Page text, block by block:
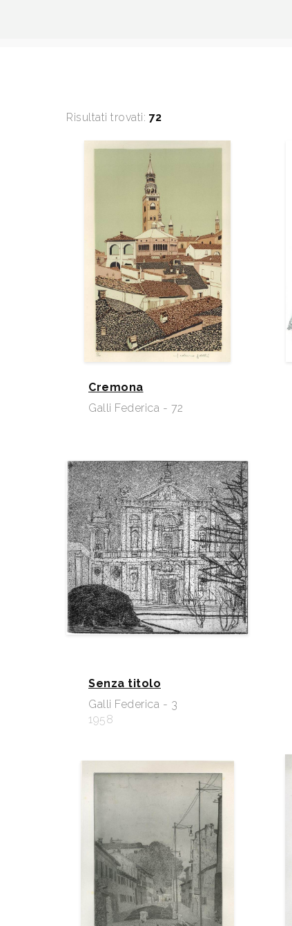
Risultati trovati: 72
Cremona
Galli Federica - 72
Senza titolo
Galli Federica - 3
1958